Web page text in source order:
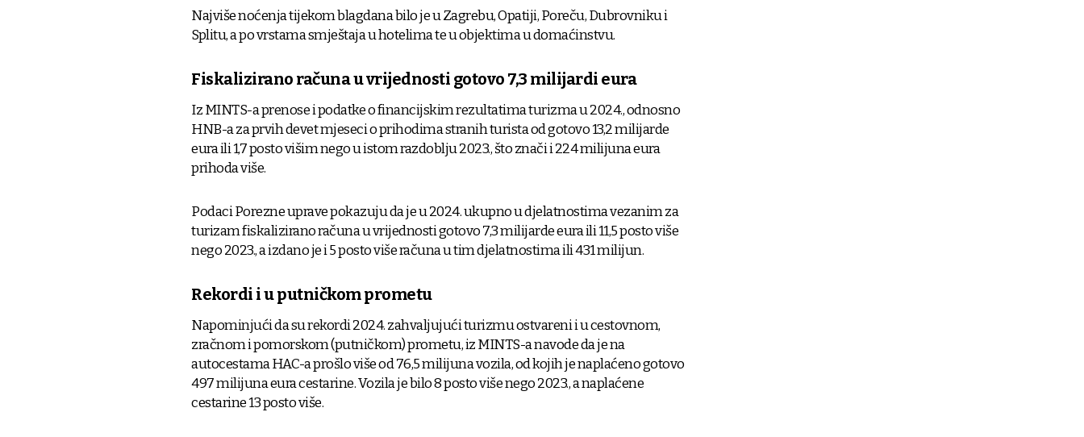
Najviše noćenja tijekom blagdana bilo je u Zagrebu, Opatiji, Poreču, Dubrovniku i
Splitu, a po vrstama smještaja u hotelima te u objektima u domaćinstvu.
Fiskalizirano računa u vrijednosti gotovo 7,3 milijardi eura
Iz MINTS-a prenose i podatke o financijskim rezultatima turizma u 2024., odnosno
HNB-a za prvih devet mjeseci o prihodima stranih turista od gotovo 13,2 milijarde
eura ili 1,7 posto višim nego u istom razdoblju 2023., što znači i 224 milijuna eura
prihoda više.
Podaci Porezne uprave pokazuju da je u 2024. ukupno u djelatnostima vezanim za
turizam fiskalizirano računa u vrijednosti gotovo 7,3 milijarde eura ili 11,5 posto više
nego 2023., a izdano je i 5 posto više računa u tim djelatnostima ili 431 milijun.
Rekordi i u putničkom prometu
Napominjući da su rekordi 2024. zahvaljujući turizmu ostvareni i u cestovnom,
zračnom i pomorskom (putničkom) prometu, iz MINTS-a navode da je na
autocestama HAC-a prošlo više od 76,5 milijuna vozila, od kojih je naplaćeno gotovo
497 milijuna eura cestarine. Vozila je bilo 8 posto više nego 2023., a naplaćene
cestarine 13 posto više.